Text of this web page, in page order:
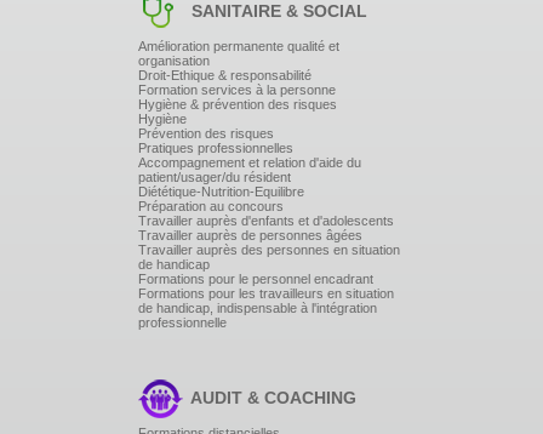
SANITAIRE & SOCIAL
Amélioration permanente qualité et
organisation
Droit-Ethique & responsabilité
Formation services à la personne
Hygiène & prévention des risques
Hygiène
Prévention des risques
Pratiques professionnelles
Accompagnement et relation d'aide du
patient/usager/du résident
Diététique-Nutrition-Equilibre
Préparation au concours
Travailler auprès d'enfants et d'adolescents
Travailler auprès de personnes âgées
Travailler auprès des personnes en situation
de handicap
Formations pour le personnel encadrant
Formations pour les travailleurs en situation
de handicap, indispensable à l'intégration
professionnelle
AUDIT & COACHING